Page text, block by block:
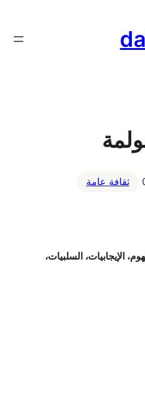
ثقافة عامة
الإيجابيات، السلبيات،